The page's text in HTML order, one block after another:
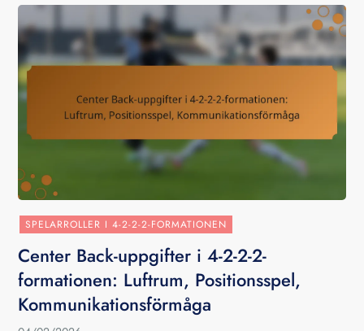
SPELARROLLER I 4-2-2-2-FORMATIONEN
Center Back-uppgifter i 4-2-2-2-
formationen: Luftrum, Positionsspel,
Kommunikationsförmåga